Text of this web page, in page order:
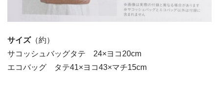
サイズ（約）
サコッシュバッグタテ 24×ヨコ20cm
エコバッグ タテ41×ヨコ43×マチ15cm